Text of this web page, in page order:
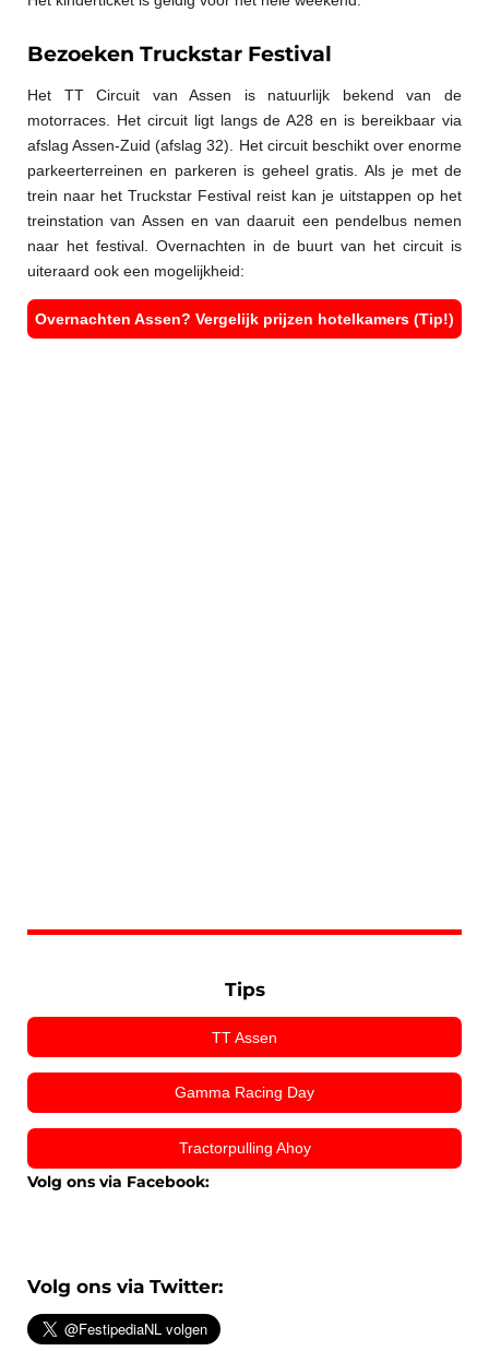
Bezoeken Truckstar Festival
Het TT Circuit van Assen is natuurlijk bekend van de
motorraces. Het circuit ligt langs de A28 en is bereikbaar via
afslag Assen-Zuid (afslag 32). Het circuit beschikt over enorme
parkeerterreinen en parkeren is geheel gratis. Als je met de
trein naar het Truckstar Festival reist kan je uitstappen op het
treinstation van Assen en van daaruit een pendelbus nemen
naar het festival. Overnachten in de buurt van het circuit is
uiteraard ook een mogelijkheid:
Overnachten Assen? Vergelijk prijzen hotelkamers (Tip!)
Tips
TT Assen
Gamma Racing Day
Tractorpulling Ahoy
Volg ons via Facebook:
Volg ons via Twitter: